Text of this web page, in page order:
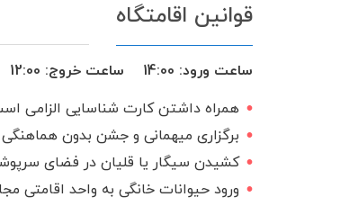
منبع آب ذخیره
قوانین اقامتگاه
ساعت ورود: 14:00 ساعت خروج: 12:00
همراه داشتن کارت شناسایی الزامی
برگزاری میهمانی و جشن بدون
کشیدن سیگار یا قلیان در فضای
ورود حیوانات خانگی به واحد اقامتی